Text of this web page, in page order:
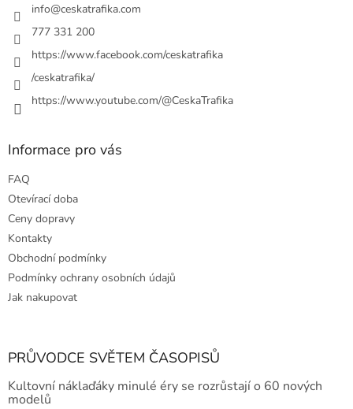
info@ceskatrafika.com
777 331 200
https://www.facebook.com/ceskatrafika
/ceskatrafika/
https://www.youtube.com/@CeskaTrafika
Informace pro vás
FAQ
Otevírací doba
Ceny dopravy
Kontakty
Obchodní podmínky
Podmínky ochrany osobních údajů
Jak nakupovat
PRŮVODCE SVĚTEM ČASOPISŮ
Kultovní náklaďáky minulé éry se rozrůstají o 60 nových
modelů